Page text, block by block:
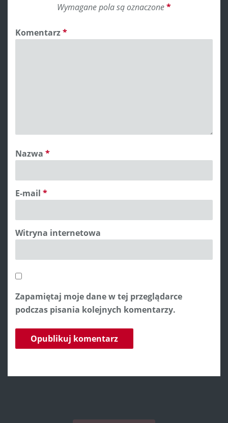
Wymagane pola są oznaczone*
Komentarz*
Nazwa *
E-mail *
Witryna internetowa
Zapamiętaj moje dane w tej przeglądarce
podczas pisania kolejnych komentarzy.